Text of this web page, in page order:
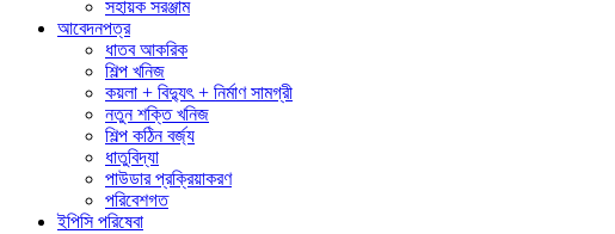
সহায়ক সরঞ্জাম
আবেদনপত্র
ধাতব আকরিক
শিল্প খনিজ
কয়লা + বিদ্যুৎ + নির্মাণ সামগ্রী
নতুন শক্তি খনিজ
শিল্প কঠিন বর্জ্য
ধাতুবিদ্যা
পাউডার প্রক্রিয়াকরণ
পরিবেশগত
ইপিসি পরিষেবা